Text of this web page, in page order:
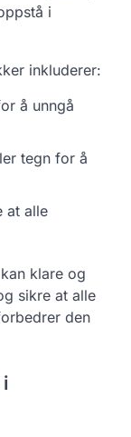
i
inkluderer:
å unngå
tegn for å
at alle
klare og
sikre at alle
den